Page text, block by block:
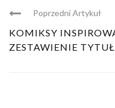
Poprzedni Artykuł
KOMIKSY
ZESTAWIENIE